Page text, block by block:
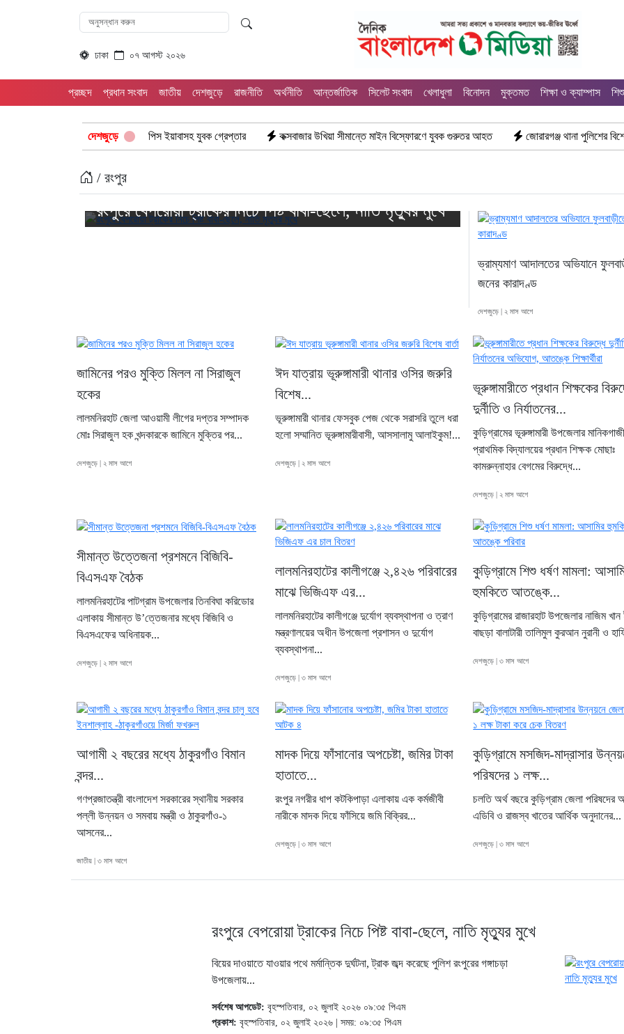
ঢাকা ০৭ আগস্ট ২০২৬
প্রচ্ছদ প্রধান সংবাদ জাতীয় দেশজুড়ে রাজনীতি অর্থনীতি আন্তর্জাতিক সিলেট সংবাদ খেলাধুলা বিনোদন মুক্তমত শিক্ষা ও ক্যাম্পাস
দেশজুড়ে
পুলিশের অভিযানে: ১৫ পিস ইয়াবাসহ যুবক গ্রেপ্তার কক্সবাজার উখিয়া সীমান্তে মাইন বিস্ফোরণে যুবক গুরুতর আহত জোরারগঞ্জ থানা পুলিশের বিশেষ অভিযান
/ রংপুর
রংপুরে বেপরোয়া ট্রাকের নিচে পিষ্ট বাবা-ছেলে, নাতি মৃত্যুর মুখে
ভ্রাম্যমাণ আদালতের অভিযানে
জনের কারাদণ্ড
দেশজুড়ে | ২ মাস আগে
জামিনের পরও মুক্তি মিলল না সিরাজুল
হকের
লালমনিরহাট জেলা আওয়ামী লীগের দপ্তর সম্পাদক
মোঃ সিরাজুল হক খন্দকারকে জামিনে মুক্তির পর...
দেশজুড়ে | ২ মাস আগে
ঈদ যাত্রায় ভূরুঙ্গামারী থানার ওসির জরুরি
বিশেষ...
ভূরুঙ্গামারী থানার ফেসবুক পেজ থেকে সরাসরি তুলে ধরা
হলো সম্মানিত ভূরুঙ্গামারীবাসী, আসসালামু আলাইকুম!...
দেশজুড়ে | ২ মাস আগে
ভূরুঙ্গামারীতে প্রধান শিক্ষকের
দুর্নীতি ও নির্যাতনের...
কুড়িগ্রামের ভূরুঙ্গামারী উপজেলার
প্রাথমিক বিদ্যালয়ের প্রধান শিক্ষক মোছাঃ
কামরুন্‌নাহার বেগমের বিরুদ্ধে...
দেশজুড়ে | ২ মাস আগে
সীমান্ত উত্তেজনা প্রশমনে বিজিবি-
বিএসএফ বৈঠক
লালমনিরহাটের পাটগ্রাম উপজেলার তিনবিঘা করিডোর
এলাকায় সীমান্ত উ’ত্তেজনার মধ্যে বিজিবি ও
বিএসএফের অধিনায়ক...
দেশজুড়ে | ২ মাস আগে
লালমনিরহাটের কালীগঞ্জে ২,৪২৬ পরিবারের
মাঝে ভিজিএফ এর...
লালমনিরহাটের কালীগঞ্জে দুর্যোগ ব্যবস্থাপনা ও ত্রাণ
মন্ত্রণালয়ের অধীন উপজেলা প্রশাসন ও দুর্যোগ
ব্যবস্থাপনা...
দেশজুড়ে | ৩ মাস আগে
কুড়িগ্রামে শিশু ধর্ষণ মামলা:
হুমকিতে আতঙ্কে...
কুড়িগ্রামের রাজারহাট উপজেলার নাজিম
বাছড়া বালাটারী তালিমুল কুরআন নুরানী ও
দেশজুড়ে | ৩ মাস আগে
আগামী ২ বছরের মধ্যে ঠাকুরগাঁও বিমান
বন্দর...
গণপ্রজাতন্ত্রী বাংলাদেশ সরকারের স্থানীয় সরকার
পল্লী উন্নয়ন ও সমবায় মন্ত্রী ও ঠাকুরগাঁও-১
আসনের...
জাতীয় | ৩ মাস আগে
মাদক দিয়ে ফাঁসানোর অপচেষ্টা, জমির টাকা
হাতাতে...
রংপুর নগরীর ধাপ কটকিপাড়া এলাকায় এক কর্মজীবী
নারীকে মাদক দিয়ে ফাঁসিয়ে জমি বিক্রির...
দেশজুড়ে | ৩ মাস আগে
কুড়িগ্রামে মসজিদ-মাদ্রাসার
পরিষদের ১ লক্ষ...
চলতি অর্থ বছরে কুড়িগ্রাম জেলা পরিষদের
এডিবি ও রাজস্ব খাতের আর্থিক অনুদানের...
দেশজুড়ে | ৩ মাস আগে
রংপুরে বেপরোয়া ট্রাকের নিচে পিষ্ট বাবা-ছেলে, নাতি মৃত্যুর মুখে
বিয়ের দাওয়াতে যাওয়ার পথে মর্মান্তিক দুর্ঘটনা, ট্রাক জব্দ করেছে পুলিশ রংপুরের গঙ্গাচড়া
উপজেলায়...
সর্বশেষ আপডেট: বৃহস্পতিবার, ০২ জুলাই ২০২৬ ০৯:৩৫ পিএম
প্রকাশ: বৃহস্পতিবার, ০২ জুলাই ২০২৬ | সময়: ০৯:৩৫ পিএম